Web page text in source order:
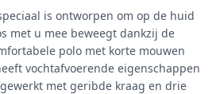
is ontworpen om op de huid
met u mee beweegt dankzij de
polo met korte mouwen
vochtafvoerende eigenschappen
met geribde kraag en drie